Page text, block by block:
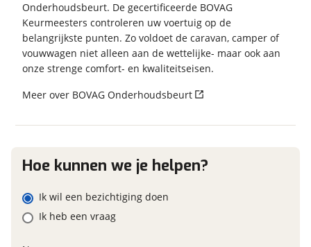
Garanties
BOVAG Garantie
Fabrieksgarantie van
toepassing
Fabrieksgarantie
Ja
Onderhoudsbeurt. De gecertificeerde BOVAG
Keurmeesters controleren uw voertuig op de
belangrijkste punten. Zo voldoet de caravan, camper of
vouwwagen niet alleen aan de wettelijke- maar ook aan
onze strenge comfort- en kwaliteitseisen.
Meer over BOVAG Onderhoudsbeurt
Dakluik heki
Hordeur
Indirecte verlichting
Leeslampjes
Lichtmetalen velgen
Boiler Inhoud 5 lt
Koelkast
Sanitair
Eventuele bijzonderheden (optioneel)
(optioneel)
Jouw contactgegevens
Hoe kunnen we je helpen?
Ik wil een bezichtiging doen
Ik heb een vraag